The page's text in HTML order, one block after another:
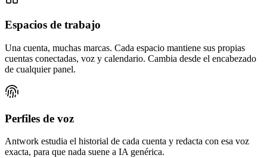
Espacios de trabajo
Una cuenta, muchas marcas. Cada espacio mantiene sus propias
cuentas conectadas, voz y calendario. Cambia desde el encabezado
de cualquier panel.
Perfiles de voz
Antwork estudia el historial de cada cuenta y redacta con esa voz
exacta, para que nada suene a IA genérica.